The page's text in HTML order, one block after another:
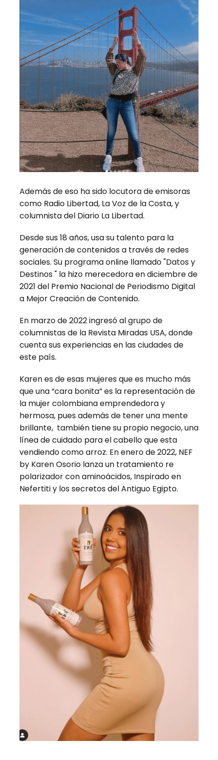
Además de eso ha sido locutora de emisoras
como Radio Libertad, La Voz de la Costa, y
columnista del Diario La Libertad.
Desde sus 18 años, usa su talento para la
generación de contenidos a través de redes
sociales. Su programa online llamado "Datos y
Destinos " la hizo merecedora en diciembre de
2021 del Premio Nacional de Periodismo Digital
a Mejor Creación de Contenido.
En marzo de 2022 ingresó al grupo de
columnistas de la Revista Miradas USA, donde
cuenta sus experiencias en las ciudades de
este país.
Karen es de esas mujeres que es mucho más
que una “cara bonita” es la representación de
la mujer colombiana emprendedora y
hermosa, pues además de tener una mente
brillante, también tiene su propio negocio, una
línea de cuidado para el cabello que esta
vendiendo como arroz. En enero de 2022, NEF
by Karen Osorio lanza un tratamiento re
polarizador con aminoácidos, Inspirado en
Nefertiti y los secretos del Antiguo Egipto.